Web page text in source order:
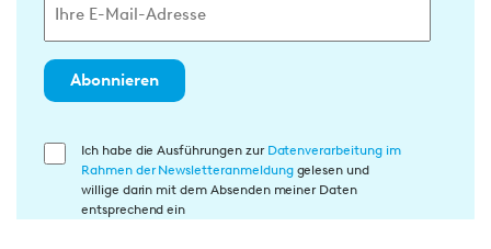
Abonnieren
E
Ich habe die Ausführungen zur Datenverarbeitung im
Rahmen der Newsletteranmeldunggelesen und
willige darin mit dem Absenden meiner Daten
entsprechend ein